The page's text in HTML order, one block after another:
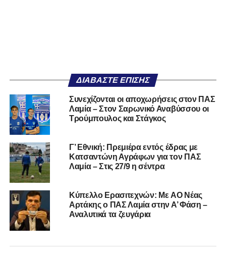
ΔΙΑΒΆΣΤΕ ΕΠΊΣΗΣ
Συνεχίζονται οι αποχωρήσεις στον ΠΑΣ
Λαμία – Στον Σαρωνικό Αναβύσσου οι
Τρούμπουλος και Στάγκος
Γ’ Εθνική: Πρεμιέρα εντός έδρας με
Κατσαντώνη Αγράφων για τον ΠΑΣ
Λαμία – Στις 27/9 η σέντρα
Kύπελλο Ερασιτεχνών: Με AO Nέας
Αρτάκης ο ΠΑΣ Λαμία στην Α’ Φάση –
Αναλυτικά τα ζευγάρια